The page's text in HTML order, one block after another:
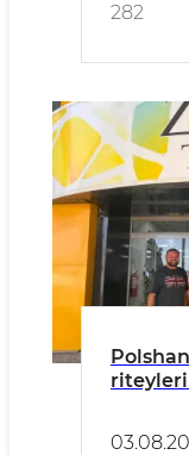
282
riteyleri